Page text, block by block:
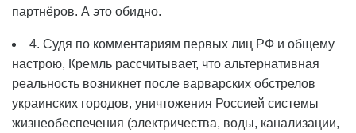
партнёров. А это обидно.
4. Судя по комментариям первых лиц РФ и общему
настрою, Кремль рассчитывает, что альтернативная
реальность возникнет после варварских обстрелов
украинских городов, уничтожения Россией системы
жизнеобеспечения (электричества, воды, канализации,